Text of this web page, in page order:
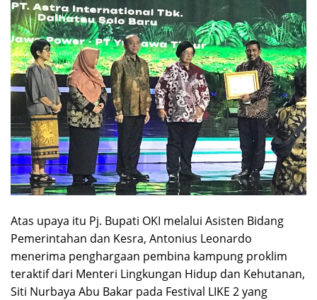
Atas upaya itu Pj. Bupati OKI melalui Asisten Bidang
Pemerintahan dan Kesra, Antonius Leonardo
menerima penghargaan pembina kampung proklim
teraktif dari Menteri Lingkungan Hidup dan Kehutanan,
Siti Nurbaya Abu Bakar pada Festival LIKE 2 yang